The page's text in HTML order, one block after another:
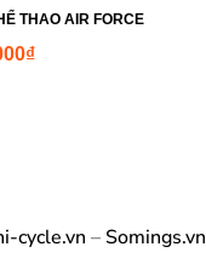
THAO AIR FORCE
₫
cycle.vn – Somings.vn